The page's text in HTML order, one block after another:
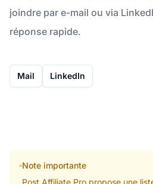
joindre par e-mail ou via
réponse rapide.
Mail LinkedIn
Note importante
Post Affiliate Pro propose une